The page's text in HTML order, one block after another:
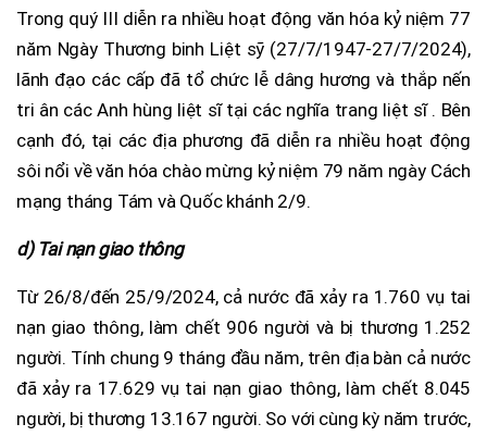
Trong quý III diễn ra nhiều hoạt động văn hóa kỷ niệm 77
năm Ngày Thương binh Liệt sỹ (27/7/1947-27/7/2024),
lãnh đạo các cấp đã tổ chức lễ dâng hương và thắp nến
tri ân các Anh hùng liệt sĩ tại các nghĩa trang liệt sĩ . Bên
cạnh đó, tại các địa phương đã diễn ra nhiều hoạt động
sôi nổi về văn hóa chào mừng kỷ niệm 79 năm ngày Cách
mạng tháng Tám và Quốc khánh 2/9.
d) Tai nạn giao thông
Từ 26/8/đến 25/9/2024, cả nước đã xảy ra 1.760 vụ tai
nạn giao thông, làm chết 906 người và bị thương 1.252
người. Tính chung 9 tháng đầu năm, trên địa bàn cả nước
đã xảy ra 17.629 vụ tai nạn giao thông, làm chết 8.045
người, bị thương 13.167 người. So với cùng kỳ năm trước,